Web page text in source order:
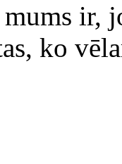
ir,
ko